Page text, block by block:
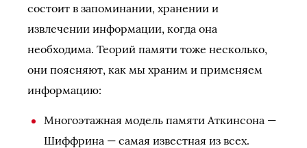
состоит в запоминании, хранении и
извлечении информации, когда она
необходима. Теорий памяти тоже несколько,
они поясняют, как мы храним и применяем
информацию:
Многоэтажная модель памяти Аткинсона —
Шиффрина — самая известная из всех.